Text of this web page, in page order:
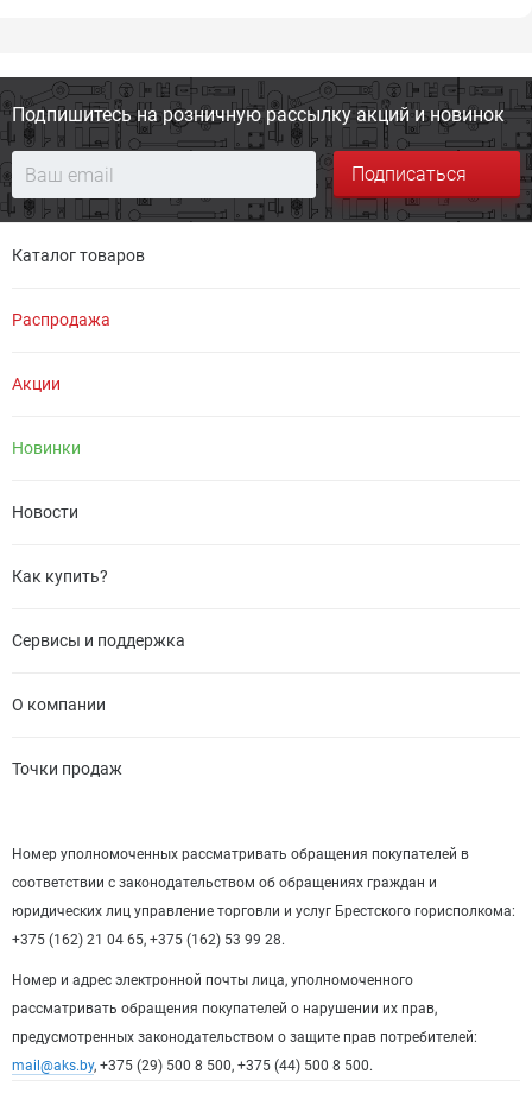
Подпишитесь на розничную рассылку акций и новинок
Подписаться
Каталог товаров
Распродажа
Акции
Новинки
Новости
Как купить?
Сервисы и поддержка
О компании
Точки продаж
Номер уполномоченных рассматривать обращения покупателей в
соответствии с законодательством об обращениях граждан и
юридических лиц управление торговли и услуг Брестского горисполкома:
+375 (162) 21 04 65, +375 (162) 53 99 28.
Номер и адрес электронной почты лица, уполномоченного
рассматривать обращения покупателей о нарушении их прав,
предусмотренных законодательством о защите прав потребителей:
mail@aks.by, +375 (29) 500 8 500, +375 (44) 500 8 500.